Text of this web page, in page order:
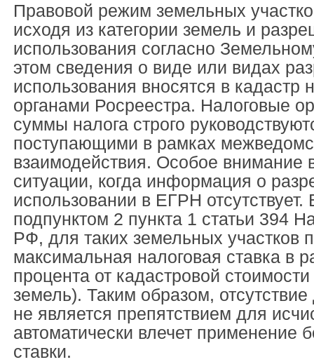
Правовой режим земельных
исходя из категории земель и
использования согласно
этом сведения о виде или видах
использования вносятся в кадастр
органами Росреестра. Налоговые
суммы налога строго
поступающими в рамках
взаимодействия. Особое внимание
ситуации, когда информация о
использовании в ЕГРН отсутствует.
подпунктом 2 пункта 1 статьи 394
РФ, для таких земельных участков
максимальная налоговая ставка в
процента от кадастровой
земель). Таким образом,
не является препятствием для
автоматически влечет применение
ставки.